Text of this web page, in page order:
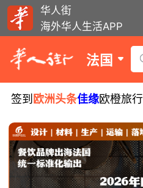
华人街
海外华人生活APP
法国
签到 欧洲头条佳缘欧橙旅行